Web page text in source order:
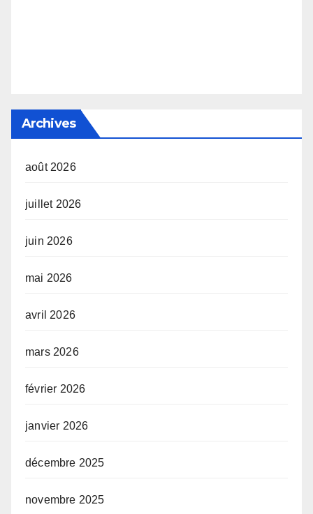
Archives
août 2026
juillet 2026
juin 2026
mai 2026
avril 2026
mars 2026
février 2026
janvier 2026
décembre 2025
novembre 2025